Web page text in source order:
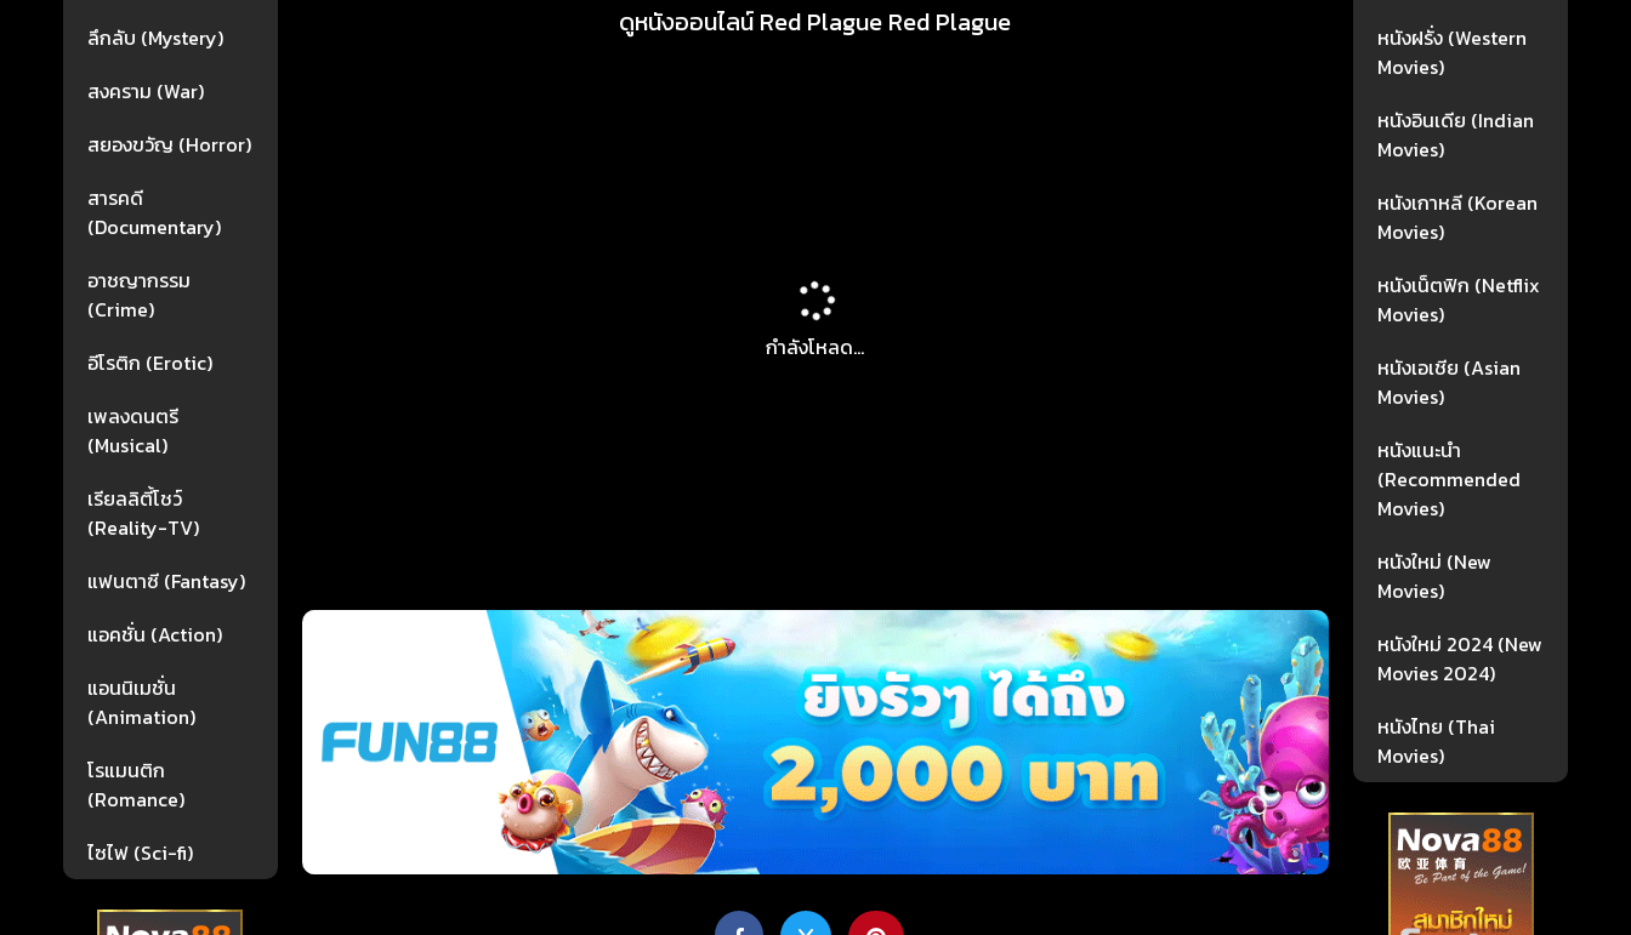
ลึกลับ (Mystery)
สงคราม (War)
สยองขวัญ (Horror)
สารคดี
(Documentary)
อาชญากรรม
(Crime)
อีโรติก (Erotic)
เพลงดนตรี
(Musical)
เรียลลิตี้โชว์
(Reality-TV)
แฟนตาซี (Fantasy)
แอคชั่น (Action)
แอนนิเมชั่น
(Animation)
โรแมนติก
(Romance)
ไซไฟ (Sci-fi)
ดูหนังออนไลน์ Red Plague Red Plague
กำลังโหลด...
หนังฝรั่ง (Western
Movies)
หนังอินเดีย (Indian
Movies)
หนังเกาหลี (Korean
Movies)
หนังเน็ตฟิก (Netflix
Movies)
หนังเอเชีย (Asian
Movies)
หนังแนะนำ
(Recommended
Movies)
หนังใหม่ (New
Movies)
หนังใหม่ 2024 (New
Movies 2024)
หนังไทย (Thai
Movies)